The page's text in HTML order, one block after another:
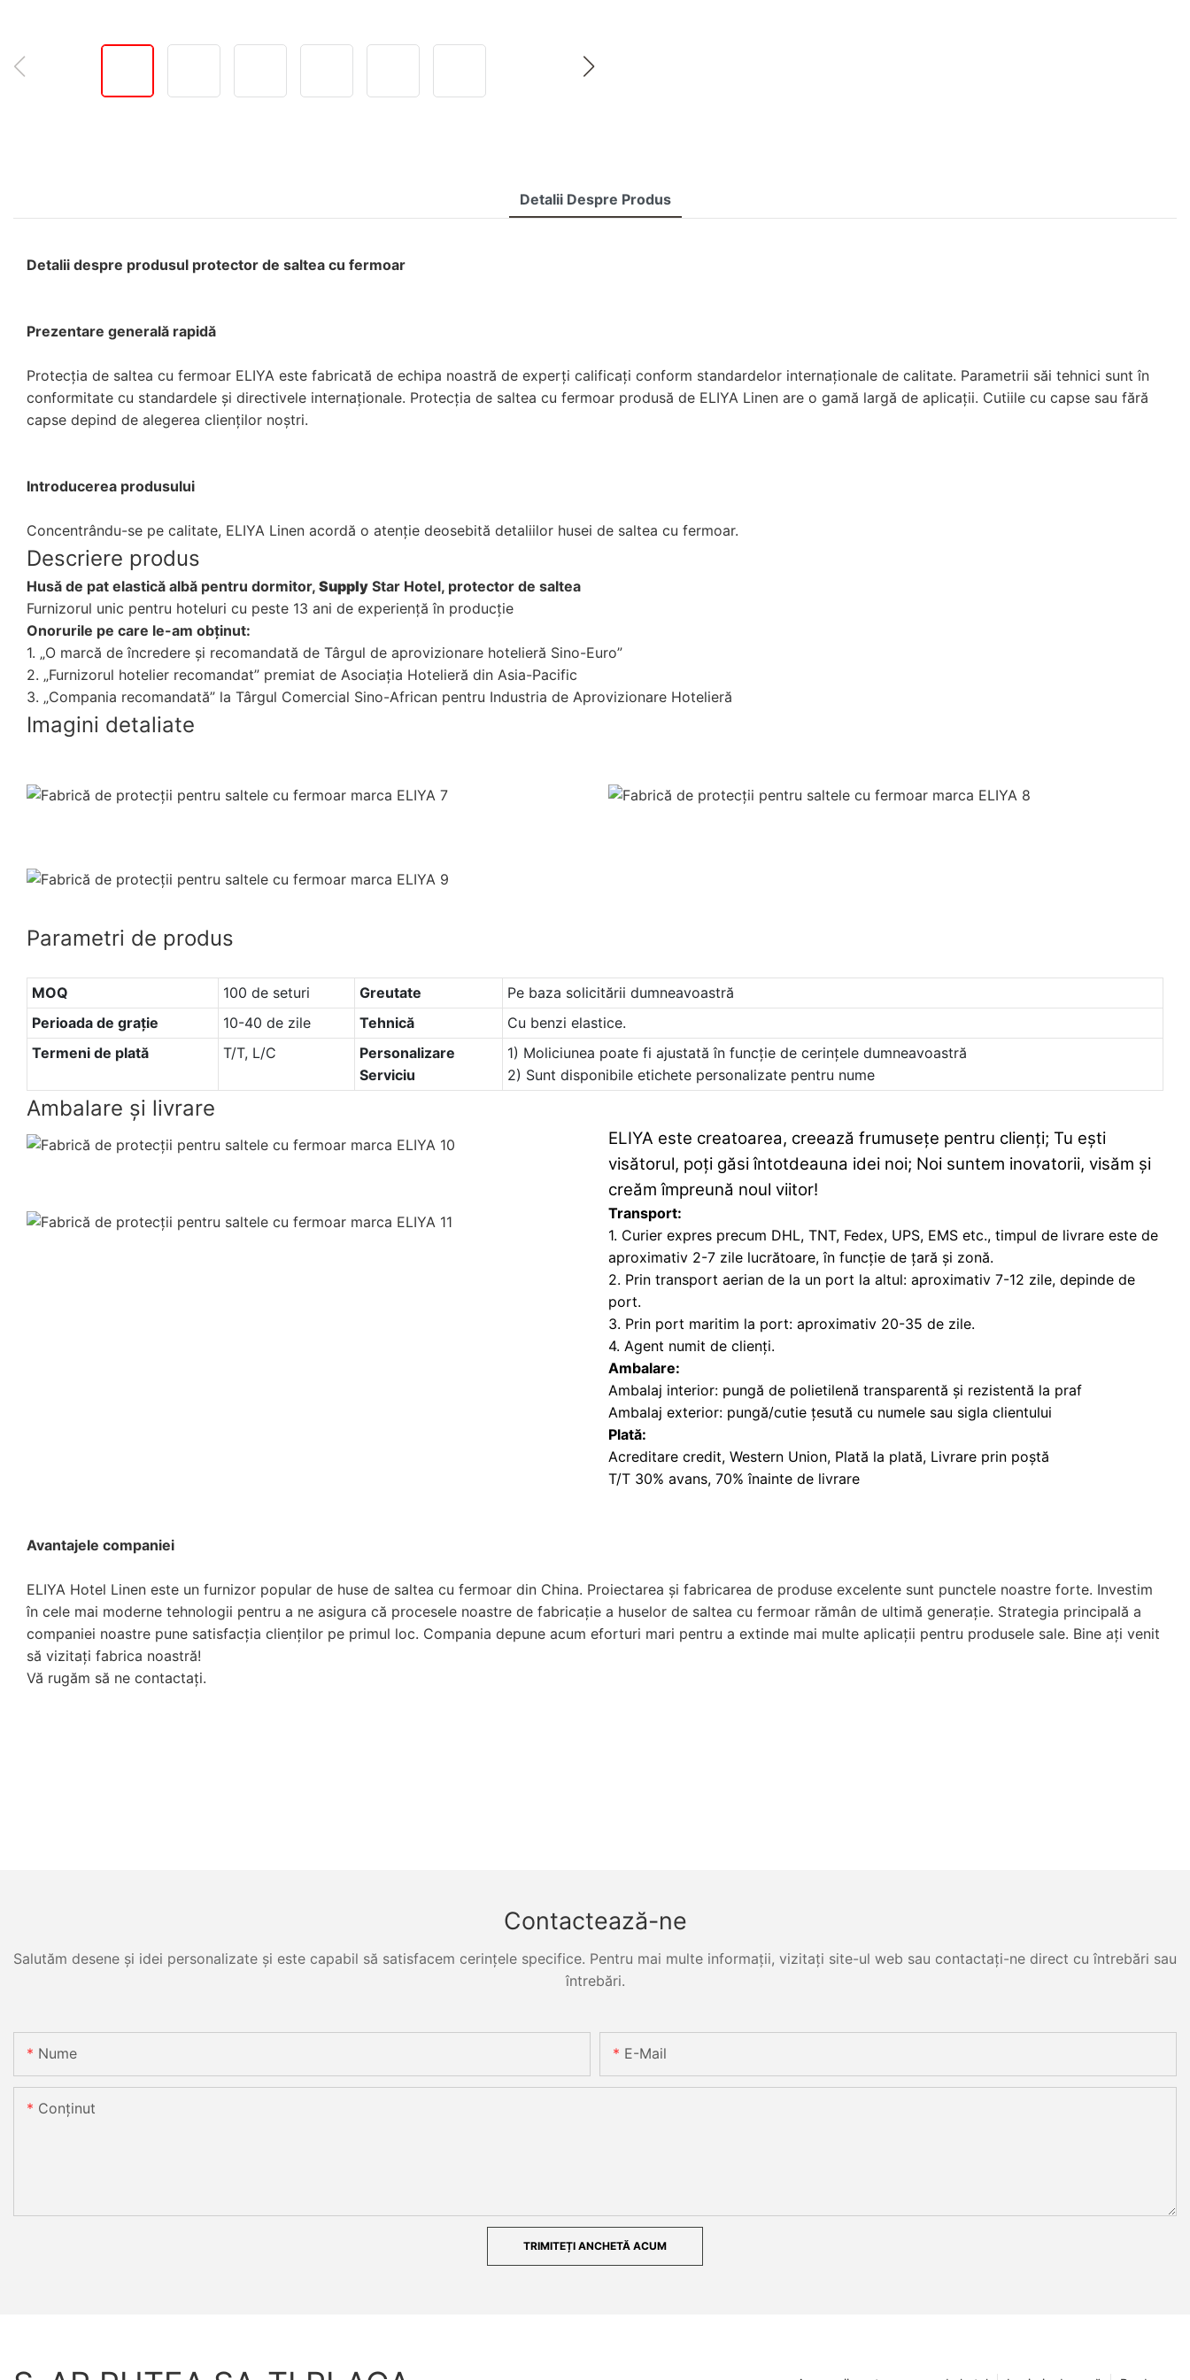
Detalii Despre Produs
Detalii despre produsul protector de saltea cu fermoar
Prezentare generală rapidă
Protecția de saltea cu fermoar ELIYA este fabricată de echipa noastră de experți calificați conform standardelor internaționale de calitate. Parametrii săi tehnici sunt în
conformitate cu standardele și directivele internaționale. Protecția de saltea cu fermoar produsă de ELIYA Linen are o gamă largă de aplicații. Cutiile cu capse sau fără
capse depind de alegerea clienților noștri.
Introducerea produsului
Concentrându-se pe calitate, ELIYA Linen acordă o atenție deosebită detaliilor husei de saltea cu fermoar.
Descriere produs
Husă de pat elastică albă pentru dormitor, Supply Star Hotel, protector de saltea
Furnizorul unic pentru hoteluri cu peste 13 ani de experiență în producție
Onorurile pe care le-am obținut:
1. „O marcă de încredere și recomandată de Târgul de aprovizionare hotelieră Sino-Euro”
2. „Furnizorul hotelier recomandat” premiat de Asociația Hotelieră din Asia-Pacific
3. „Compania recomandată” la Târgul Comercial Sino-African pentru Industria de Aprovizionare Hotelieră
Imagini detaliate
Parametri de produs
MOQ 100 de seturi Greutate
Pe baza solicitării dumneavoastră
Perioada de graţie
10-40 de zile Tehnică
Cu benzi elastice.
Termeni de plată
T/T, L/C
Personalizare
Serviciu
1) Moliciunea poate fi ajustată în funcție de cerințele dumneavoastră
2) Sunt disponibile etichete personalizate pentru nume
Ambalare și livrare
ELIYA este creatoarea, creează frumusețe pentru clienți; Tu ești
visătorul, poți găsi întotdeauna idei noi; Noi suntem inovatorii, visăm și
creăm împreună noul viitor!
Transport:
1. Curier expres precum DHL, TNT, Fedex, UPS, EMS etc., timpul de livrare este de
aproximativ 2-7 zile lucrătoare, în funcție de țară și zonă.
2. Prin transport aerian de la un port la altul: aproximativ 7-12 zile, depinde de
port.
3. Prin port maritim la port: aproximativ 20-35 de zile.
4. Agent numit de clienți.
Ambalare:
Ambalaj interior: pungă de polietilenă transparentă și rezistentă la praf
Ambalaj exterior: pungă/cutie țesută cu numele sau sigla clientului
Plată:
Acreditare credit, Western Union, Plată la plată, Livrare prin poștă
T/T 30% avans, 70% înainte de livrare
Avantajele companiei
ELIYA Hotel Linen este un furnizor popular de huse de saltea cu fermoar din China. Proiectarea și fabricarea de produse excelente sunt punctele noastre forte. Investim
în cele mai moderne tehnologii pentru a ne asigura că procesele noastre de fabricație a huselor de saltea cu fermoar rămân de ultimă generație. Strategia principală a
companiei noastre pune satisfacția clienților pe primul loc. Compania depune acum eforturi mari pentru a extinde mai multe aplicații pentru produsele sale. Bine ați venit
să vizitați fabrica noastră!
Vă rugăm să ne contactați.
Contactează-ne
Salutăm desene și idei personalizate și este capabil să satisfacem cerințele specifice. Pentru mai multe informații, vizitați site-ul web sau contactați-ne direct cu întrebări sau
întrebări.
Nume E-Mail
Conţinut
TRIMITEȚI ANCHETĂ ACUM